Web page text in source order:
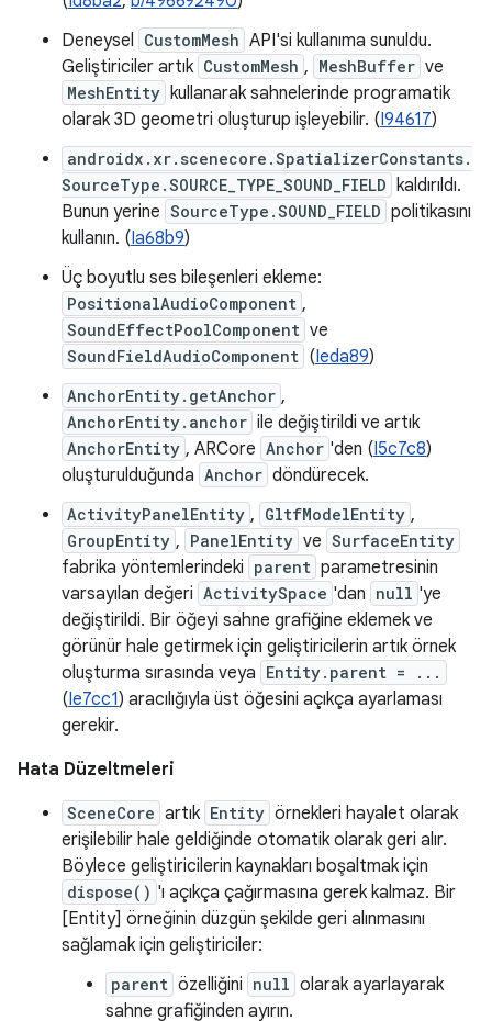
Deneysel CustomMesh API'si kullanıma sunuldu.
Geliştiriciler artık CustomMesh , MeshBuffer ve
MeshEntity kullanarak sahnelerinde programatik
olarak 3D geometri oluşturup işleyebilir. (I94617)
androidx.xr.scenecore.SpatializerConstants.
SourceType.SOURCE_TYPE_SOUND_FIELD kaldırıldı.
Bunun yerine SourceType.SOUND_FIELD politikasını
kullanın. (Ia68b9)
Üç boyutlu ses bileşenleri ekleme:
PositionalAudioComponent ,
SoundEffectPoolComponent ve
SoundFieldAudioComponent (Ieda89)
AnchorEntity.getAnchor ,
AnchorEntity.anchor ile değiştirildi ve artık
AnchorEntity , ARCore Anchor 'den (I5c7c8)
oluşturulduğunda Anchor döndürecek.
ActivityPanelEntity , GltfModelEntity ,
GroupEntity , PanelEntity ve SurfaceEntity
fabrika yöntemlerindeki parent parametresinin
varsayılan değeri ActivitySpace 'dan null 'ye
değiştirildi. Bir öğeyi sahne grafiğine eklemek ve
görünür hale getirmek için geliştiricilerin artık örnek
oluşturma sırasında veya Entity.parent = ...
(Ie7cc1) aracılığıyla üst öğesini açıkça ayarlaması
gerekir.
Hata Düzeltmeleri
SceneCore artık Entity örnekleri hayalet olarak
erişilebilir hale geldiğinde otomatik olarak geri alır.
Böylece geliştiricilerin kaynakları boşaltmak için
dispose() 'ı açıkça çağırmasına gerek kalmaz. Bir
[Entity] örneğinin düzgün şekilde geri alınmasını
sağlamak için geliştiriciler:
parent özelliğini null olarak ayarlayarak
sahne grafiğinden ayırın.